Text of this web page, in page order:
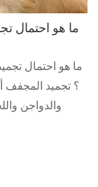
ما هو احتمال
ما هو احتمال
؟ تجميد المجفف
والدواجن